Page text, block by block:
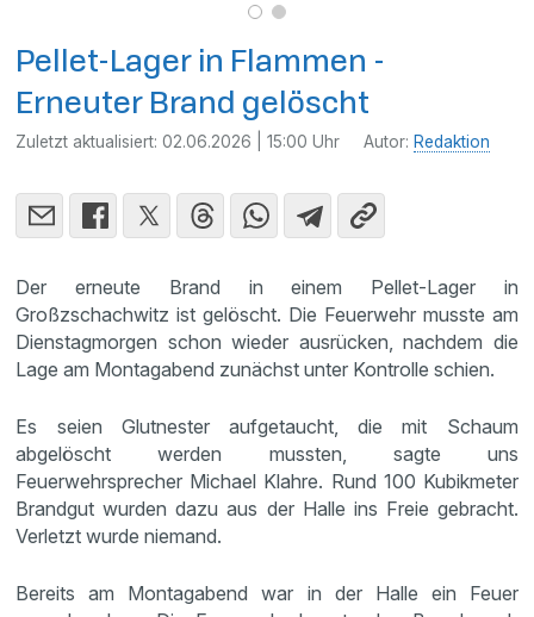
Pellet-Lager in Flammen -
Erneuter Brand gelöscht
Zuletzt aktualisiert:02.06.2026 | 15:00 Uhr Autor: Redaktion
Der erneute Brand in einem Pellet-Lager in
Großzschachwitz ist gelöscht. Die Feuerwehr musste am
Dienstagmorgen schon wieder ausrücken, nachdem die
Lage am Montagabend zunächst unter Kontrolle schien.
Es seien Glutnester aufgetaucht, die mit Schaum
abgelöscht werden mussten, sagte uns
Feuerwehrsprecher Michael Klahre. Rund 100 Kubikmeter
Brandgut wurden dazu aus der Halle ins Freie gebracht.
Verletzt wurde niemand.
Bereits am Montagabend war in der Halle ein Feuer